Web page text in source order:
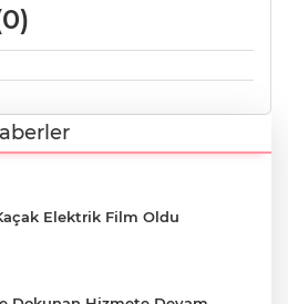
0)
Elektrik Film Oldu